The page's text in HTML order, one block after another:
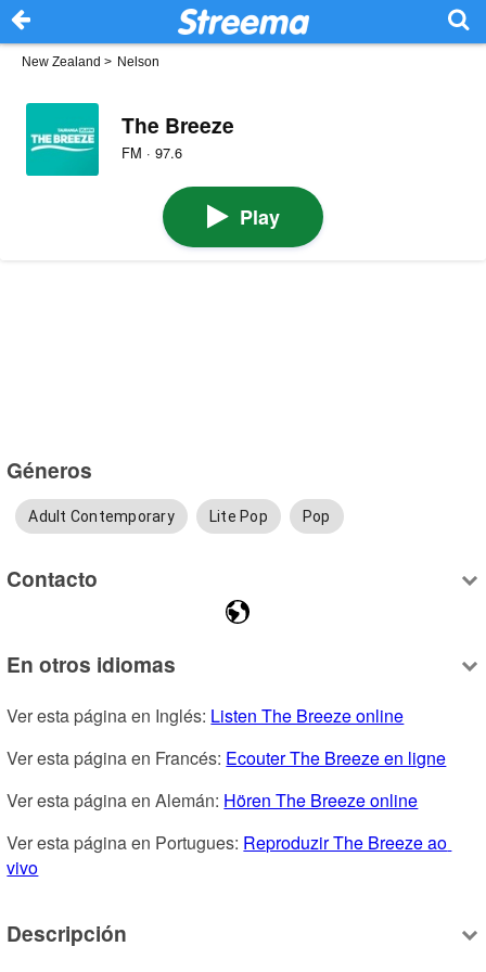
New Zealand > Nelson
The Breeze
FM · 97.6
Play
Géneros
Adult Contemporary Lite Pop Pop
Contacto
En otros idiomas
Ver esta página en Inglés: Listen The Breeze online
Ver esta página en Francés: Ecouter The Breeze en ligne
Ver esta página en Alemán: Hören The Breeze online
Ver esta página en Portugues: Reproduzir The Breeze ao
vivo
Descripción